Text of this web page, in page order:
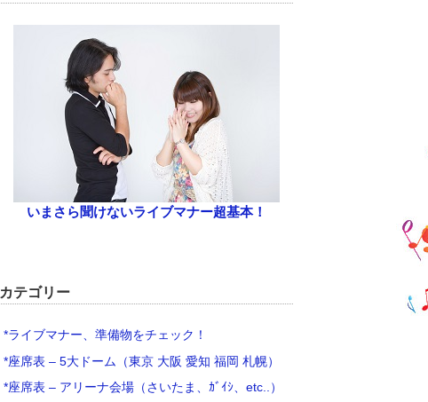
いまさら聞けないライブマナー超基本！
カテゴリー
*ライブマナー、準備物をチェック！
*座席表 – 5大ドーム（東京 大阪 愛知 福岡 札幌）
*座席表 – アリーナ会場（さいたま、ｶﾞｲｼ、etc..）